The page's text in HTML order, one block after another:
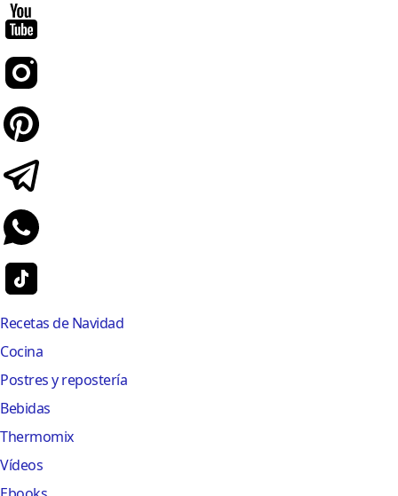
Recetas de Navidad
Cocina
Postres y repostería
Bebidas
Thermomix
Vídeos